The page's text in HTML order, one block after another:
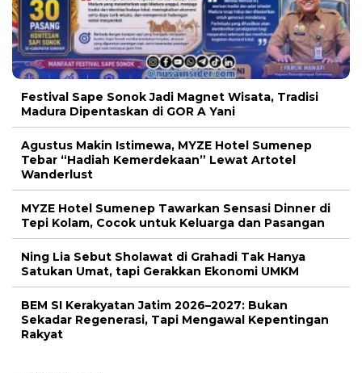
Festival Sape Sonok Jadi Magnet Wisata, Tradisi
Madura Dipentaskan di GOR A Yani
Agustus Makin Istimewa, MYZE Hotel Sumenep
Tebar “Hadiah Kemerdekaan” Lewat Artotel
Wanderlust
MYZE Hotel Sumenep Tawarkan Sensasi Dinner di
Tepi Kolam, Cocok untuk Keluarga dan Pasangan
Ning Lia Sebut Sholawat di Grahadi Tak Hanya
Satukan Umat, tapi Gerakkan Ekonomi UMKM
BEM SI Kerakyatan Jatim 2026–2027: Bukan
Sekadar Regenerasi, Tapi Mengawal Kepentingan
Rakyat